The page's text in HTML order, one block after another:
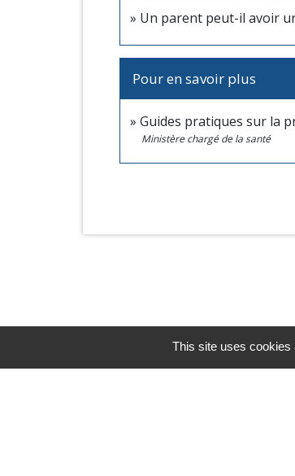
Un parent peut-il avoir
Pour en savoir plus
Guides pratiques sur la
Ministère chargé de la santé
Horaires/Contacts
This site uses cookies